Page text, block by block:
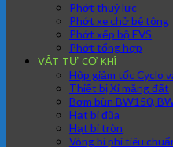
Phớt thuỷ lực
Phớt xe chở bê tông
Phớt xếp bộ EVS
Phớt tổng hợp
VẬT TƯ CƠ KHÍ
Hộp giảm tốc Cyclo
Thiết bị Xi măng đất
Bơm bùn BW150,
Hạt bi đũa
Hạt bi tròn
Vòng bi phi tiêu